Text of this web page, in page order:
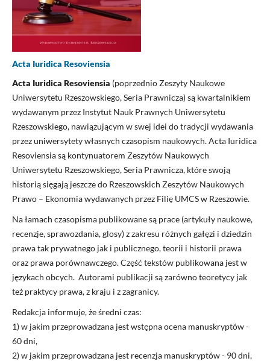
Acta Iuridica Resoviensia
Acta Iuridica Resoviensia (poprzednio Zeszyty Naukowe
Uniwersytetu Rzeszowskiego, Seria Prawnicza) są kwartalnikiem
wydawanym przez Instytut Nauk Prawnych Uniwersytetu
Rzeszowskiego, nawiązującym w swej idei do tradycji wydawania
przez uniwersytety własnych czasopism naukowych. Acta Iuridica
Resoviensia są kontynuatorem Zeszytów Naukowych
Uniwersytetu Rzeszowskiego, Seria Prawnicza, które swoją
historią sięgają jeszcze do Rzeszowskich Zeszytów Naukowych
Prawo – Ekonomia wydawanych przez Filię UMCS w Rzeszowie.
Na łamach czasopisma publikowane są prace (artykuły naukowe,
recenzje, sprawozdania, glosy) z zakresu różnych gałęzi i dziedzin
prawa tak prywatnego jak i publicznego, teorii i historii prawa
oraz prawa porównawczego. Część tekstów publikowana jest w
językach obcych. Autorami publikacji są zarówno teoretycy jak
też praktycy prawa, z kraju i z zagranicy.
Redakcja informuje, że średni czas:
1) w jakim przeprowadzana jest wstępna ocena manuskryptów -
60 dni,
2) w jakim przeprowadzana jest recenzja manuskryptów - 90 dni,